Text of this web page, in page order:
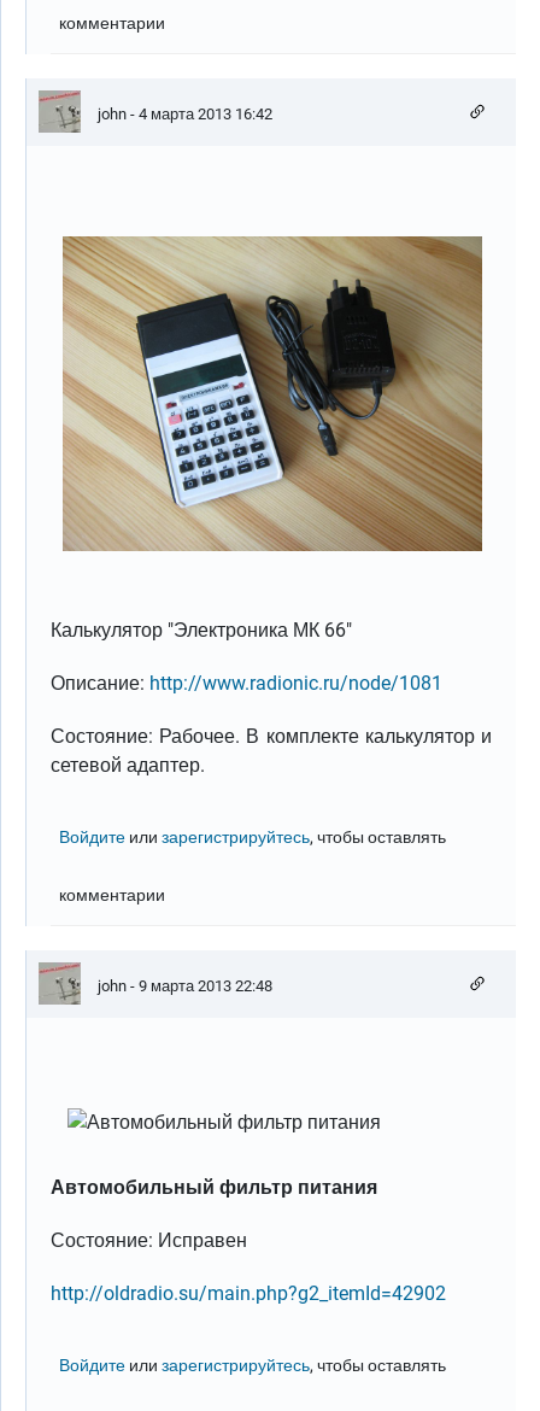
комментарии
john - 4 марта 2013 16:42
Калькулятор "Электроника МК 66"
Описание: http://www.radionic.ru/node/1081
Состояние: Рабочее. В комплекте калькулятор и
сетевой адаптер.
Войдите илизарегистрируйтесь, чтобы оставлять
комментарии
john - 9 марта 2013 22:48
Автомобильный фильтр питания
Состояние: Исправен
http://oldradio.su/main.php?g2_itemId=42902
Войдите илизарегистрируйтесь, чтобы оставлять